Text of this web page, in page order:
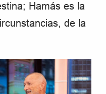
Hamás es la
de la